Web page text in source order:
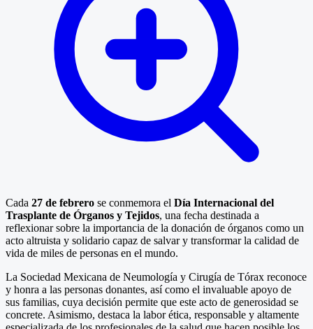
Cada 27 de febrero se conmemora el Día Internacional del
Trasplante de Órganos y Tejidos, una fecha destinada a
reflexionar sobre la importancia de la donación de órganos como un
acto altruista y solidario capaz de salvar y transformar la calidad de
vida de miles de personas en el mundo.
La Sociedad Mexicana de Neumología y Cirugía de Tórax reconoce
y honra a las personas donantes, así como el invaluable apoyo de
sus familias, cuya decisión permite que este acto de generosidad se
concrete. Asimismo, destaca la labor ética, responsable y altamente